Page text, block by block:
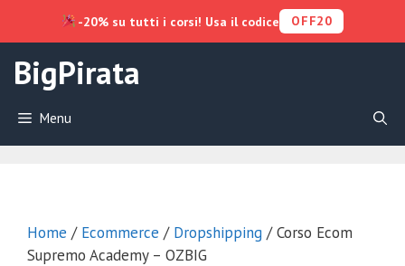
contenuto
BigPirata
Menu
Home / Ecommerce / Dropshipping / Corso Ecom
Supremo Academy – OZBIG
-20% su tutti i corsi! Usa il codice OFF20